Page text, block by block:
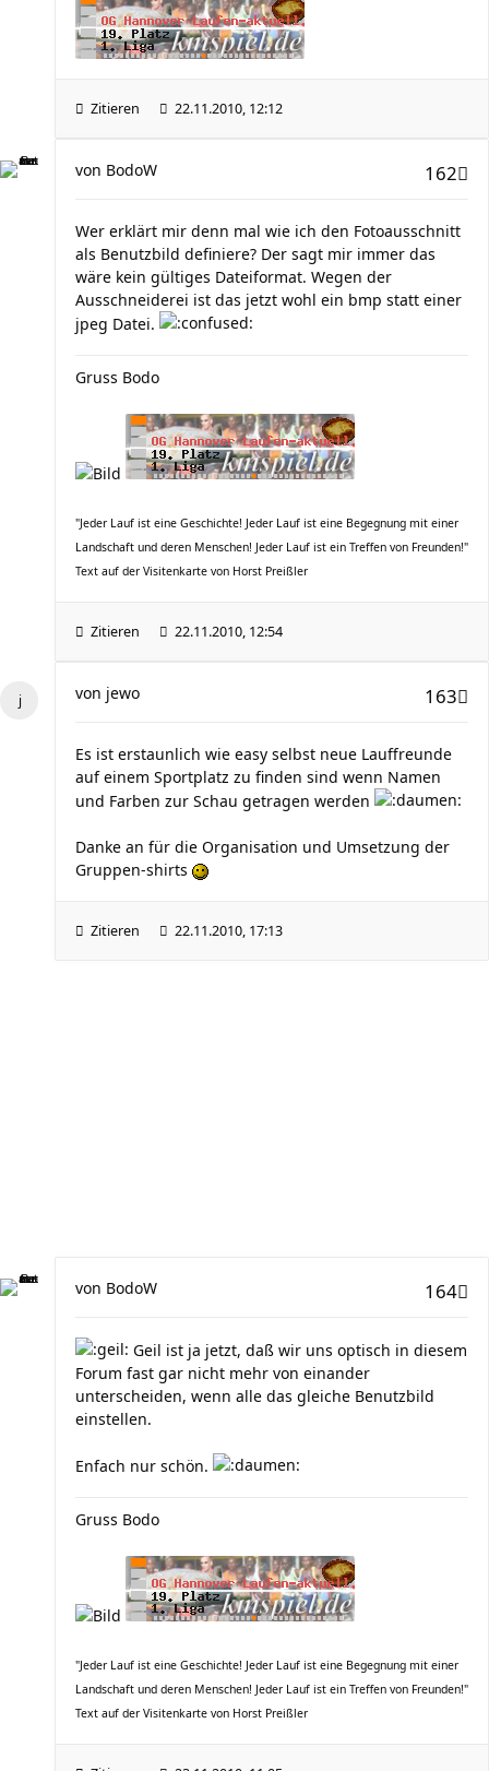
Zitieren 22.11.2010, 12:12
162
von BodoW
Wer erklärt mir denn mal wie ich den Fotoausschnitt
als Benutzbild definiere? Der sagt mir immer das
wäre kein gültiges Dateiformat. Wegen der
Ausschneiderei ist das jetzt wohl ein bmp statt einer
jpeg Datei.
Gruss Bodo
"Jeder Lauf ist eine Geschichte! Jeder Lauf ist eine Begegnung mit einer
Landschaft und deren Menschen! Jeder Lauf ist ein Treffen von Freunden!"
Text auf der Visitenkarte von Horst Preißler
Zitieren 22.11.2010, 12:54
163
von jewo
Es ist erstaunlich wie easy selbst neue Lauffreunde
auf einem Sportplatz zu finden sind wenn Namen
und Farben zur Schau getragen werden
Danke an für die Organisation und Umsetzung der
Gruppen-shirts
Zitieren 22.11.2010, 17:13
164
von BodoW
Geil ist ja jetzt, daß wir uns optisch in diesem
Forum fast gar nicht mehr von einander
unterscheiden, wenn alle das gleiche Benutzbild
einstellen.
Enfach nur schön.
Gruss Bodo
"Jeder Lauf ist eine Geschichte! Jeder Lauf ist eine Begegnung mit einer
Landschaft und deren Menschen! Jeder Lauf ist ein Treffen von Freunden!"
Text auf der Visitenkarte von Horst Preißler